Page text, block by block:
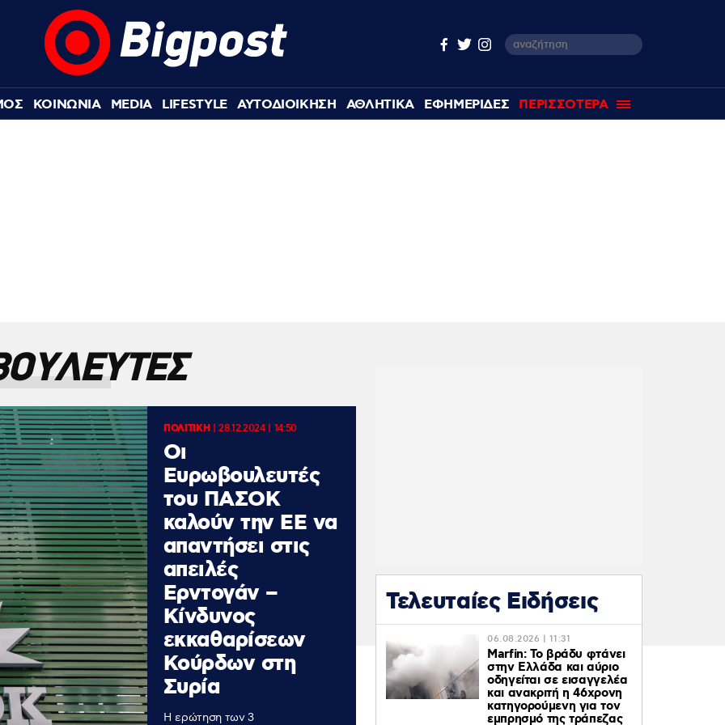
ΚΟΙΝΩΝΙΑ MEDIA LIFESTYLE ΑΥΤΟΔΙΟΙΚΗΣΗ ΑΘΛΗΤΙΚΑ ΕΦΗΜΕΡΙΔΕΣ ΠΕΡΙΣΣΟΤΕΡΑ
ΠΟΛΙΤΙΚΗ|28.12.2024 | 14:50
Οι
Ευρωβουλευτές
του ΠΑΣΟΚ
καλούν την ΕΕ να
απαντήσει στις
απειλές
Ερντογάν –
Κίνδυνος
εκκαθαρίσεων
Κούρδων στη
Συρία
Η ερώτηση των 3
Τελευταίες Ειδήσεις
06.08.2026 | 11:31
Marfin: Το βράδυ φτάνει
στην Ελλάδα και αύριο
οδηγείται σε εισαγγελέα
και ανακριτή η 46χρονη
κατηγορούμενη για τον
εμπρησμό της τράπεζας